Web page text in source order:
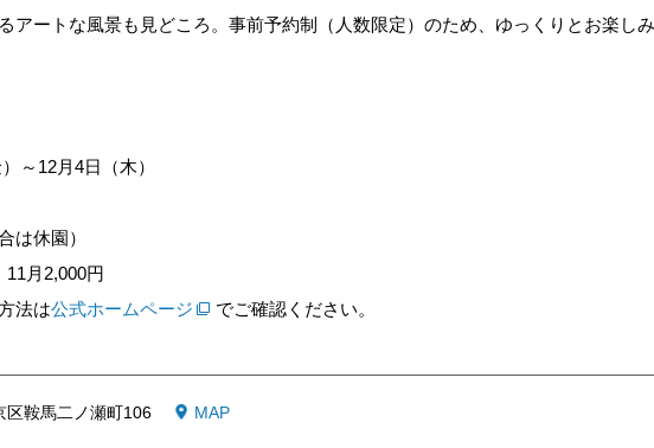
アートな風景も見どころ。事前予約制（人数限定）のため、ゆっくりとお楽し
～12月4日（木）
休園）
11月2,000円
法は公式ホームページ でご確認ください。
区鞍馬二ノ瀬町106 MAP